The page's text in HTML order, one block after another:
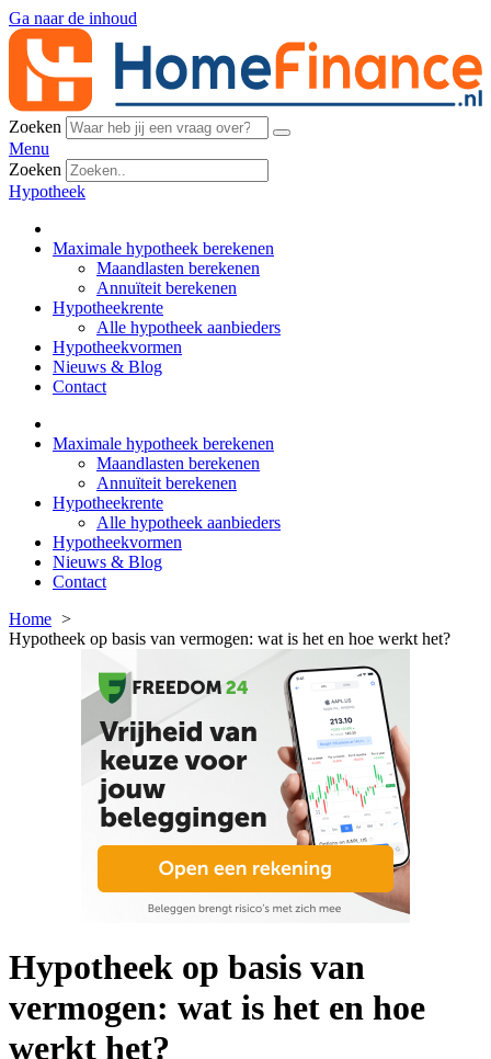
Ga naar de inhoud
Zoeken
Menu
Zoeken
Hypotheek
Maximale hypotheek berekenen
Maandlasten berekenen
Annuïteit berekenen
Hypotheekrente
Alle hypotheek aanbieders
Hypotheekvormen
Nieuws & Blog
Contact
Maximale hypotheek berekenen
Maandlasten berekenen
Annuïteit berekenen
Hypotheekrente
Alle hypotheek aanbieders
Hypotheekvormen
Nieuws & Blog
Contact
Home
Hypotheek op basis van vermogen: wat is het en hoe werkt het?
Hypotheek op basis van
vermogen: wat is het en hoe
werkt het?